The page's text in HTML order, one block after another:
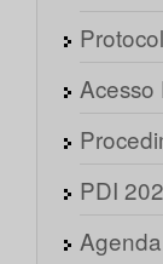
Acesso
PDI